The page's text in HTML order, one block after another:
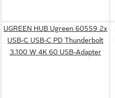
UGREEN HUB Ugreen 60559 2x
USB-C USB-C PD Thunderbolt
3.100 W 4K 60 USB-Adapter